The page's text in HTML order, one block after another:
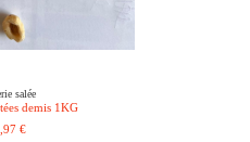
salée
demis 1KG
€